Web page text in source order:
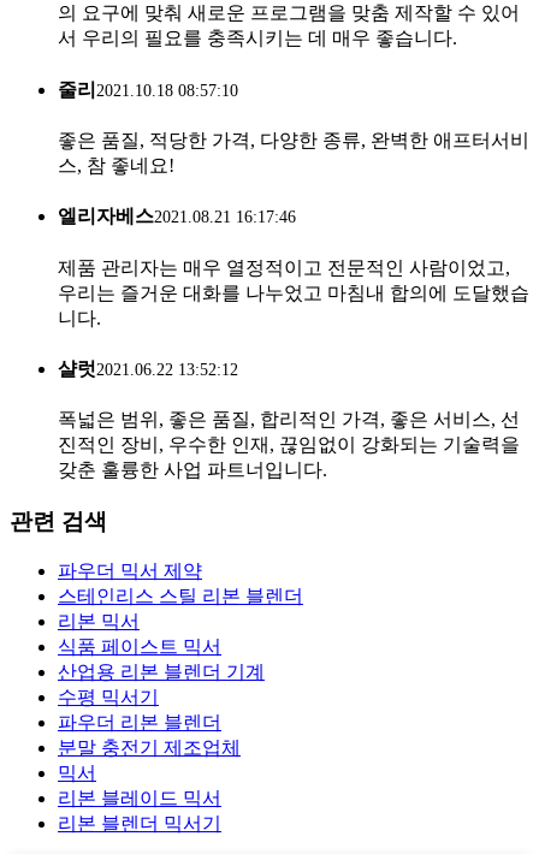
의 요구에 맞춰 새로운 프로그램을 맞춤 제작할 수 있어
서 우리의 필요를 충족시키는 데 매우 좋습니다.
줄리 2021.10.18 08:57:10
좋은 품질, 적당한 가격, 다양한 종류, 완벽한 애프터서비
스, 참 좋네요!
엘리자베스2021.08.21 16:17:46
제품 관리자는 매우 열정적이고 전문적인 사람이었고,
우리는 즐거운 대화를 나누었고 마침내 합의에 도달했습
니다.
샬럿2021.06.22 13:52:12
폭넓은 범위, 좋은 품질, 합리적인 가격, 좋은 서비스, 선
진적인 장비, 우수한 인재, 끊임없이 강화되는 기술력을
갖춘 훌륭한 사업 파트너입니다.
관련 검색
파우더 믹서 제약
스테인리스 스틸 리본 블렌더
리본 믹서
식품 페이스트 믹서
산업용 리본 블렌더 기계
수평 믹서기
파우더 리본 블렌더
분말 충전기 제조업체
믹서
리본 블레이드 믹서
리본 블렌더 믹서기